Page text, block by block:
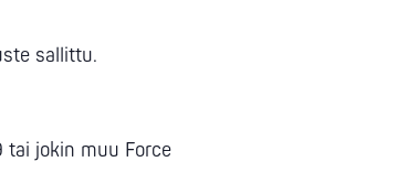
sallittu.
tai jokin muu Force